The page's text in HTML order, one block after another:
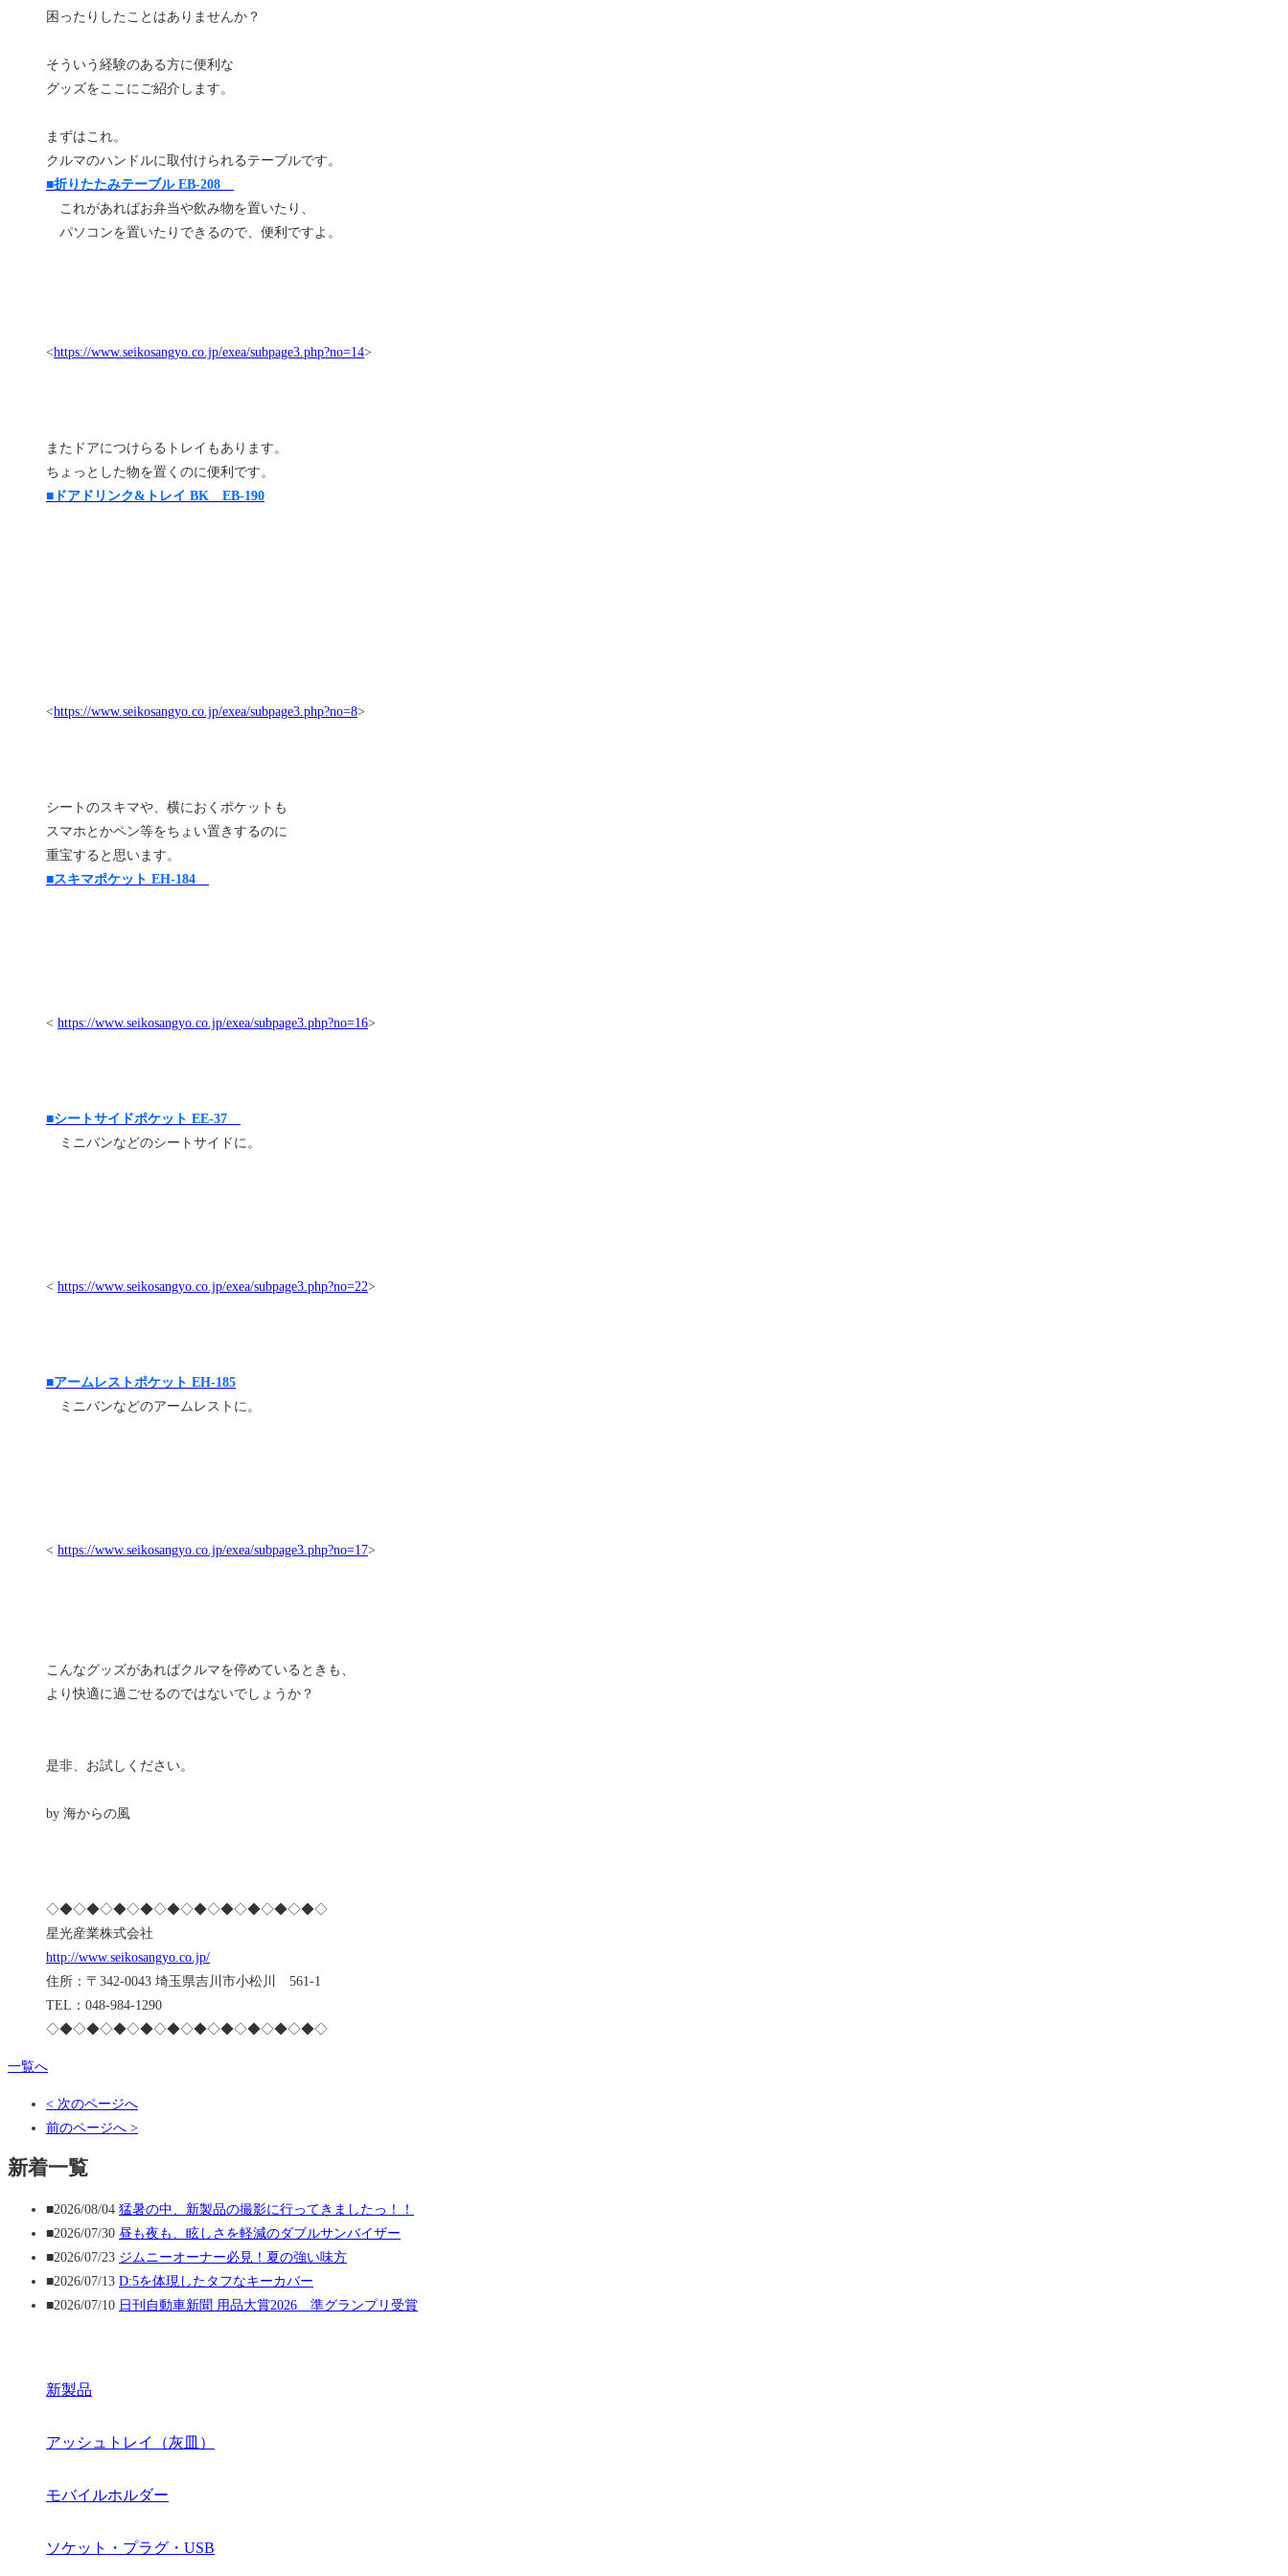
困ったりしたことはありませんか？
そういう経験のある方に便利な
グッズをここにご紹介します。
まずはこれ。
クルマのハンドルに取付けられるテーブルです。
■折りたたみテーブル EB-208
これがあればお弁当や飲み物を置いたり、
パソコンを置いたりできるので、便利ですよ。
<https://www.seikosangyo.co.jp/exea/subpage3.php?no=14>
またドアにつけらるトレイもあります。
ちょっとした物を置くのに便利です。
■ドアドリンク&トレイ BK EB-190
<https://www.seikosangyo.co.jp/exea/subpage3.php?no=8>
シートのスキマや、横におくポケットも
スマホとかペン等をちょい置きするのに
重宝すると思います。
■スキマポケット EH-184
< https://www.seikosangyo.co.jp/exea/subpage3.php?no=16>
■シートサイドポケット EE-37
ミニバンなどのシートサイドに。
< https://www.seikosangyo.co.jp/exea/subpage3.php?no=22>
■アームレストポケット EH-185
ミニバンなどのアームレストに。
< https://www.seikosangyo.co.jp/exea/subpage3.php?no=17>
こんなグッズがあればクルマを停めているときも、
より快適に過ごせるのではないでしょうか？
是非、お試しください。
by 海からの風
◇◆◇◆◇◆◇◆◇◆◇◆◇◆◇◆◇◆◇◆◇
星光産業株式会社
http://www.seikosangyo.co.jp/
住所：〒342-0043 埼玉県吉川市小松川 561-1
TEL：048-984-1290
◇◆◇◆◇◆◇◆◇◆◇◆◇◆◇◆◇◆◇◆◇
一覧へ
< 次のページへ
前のページへ >
新着一覧
■2026/08/04 猛暑の中、新製品の撮影に行ってきましたっ！！
■2026/07/30 昼も夜も、眩しさを軽減のダブルサンバイザー
■2026/07/23 ジムニーオーナー必見！夏の強い味方
■2026/07/13 D:5を体現したタフなキーカバー
■2026/07/10 日刊自動車新聞 用品大賞2026 準グランプリ受賞
新製品
アッシュトレイ（灰皿）
モバイルホルダー
ソケット・プラグ・USB